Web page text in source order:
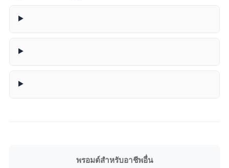
พรอมต์สำหรับอาชีพอื่น: